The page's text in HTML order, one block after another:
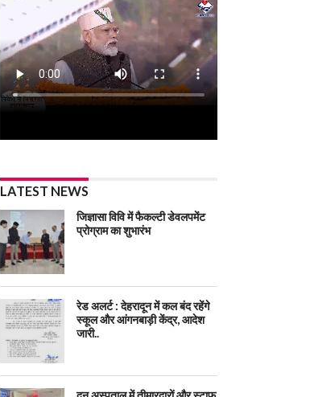
LATEST NEWS
जिज्ञासा विवि में फैकल्टी डेवलपमेंट
प्रोग्राम का शुभारंभ
रेड अलर्ट : देहरादून में कल बंद रहेंगे
स्कूल और आंगनबाड़ी केंद्र, आदेश
जारी..